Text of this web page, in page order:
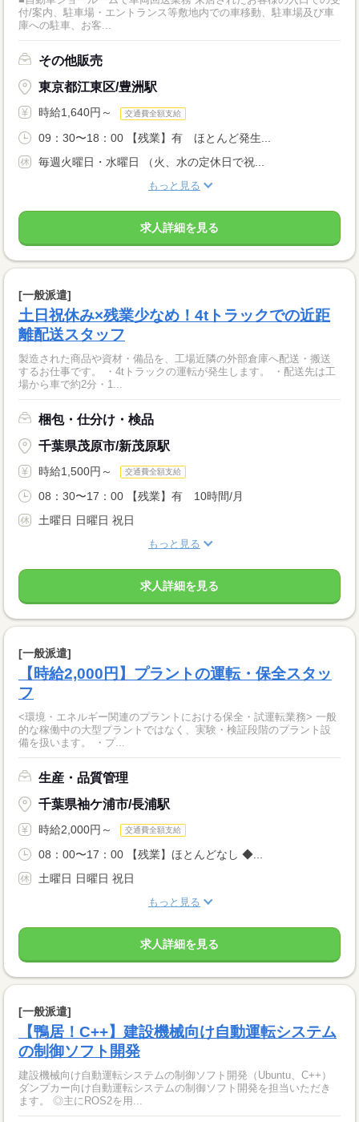
付/案内、駐車場・エントランス等敷地内での車移動、駐車場及び車
庫への駐車、お客...
その他販売
東京都江東区/豊洲駅
時給1,640円～ 交通費全額支給
09：30〜18：00 【残業】有 ほとんど発生...
毎週火曜日・水曜日 （火、水の定休日で祝...
もっと見る
求人詳細を見る
[一般派遣]
土日祝休み×残業少なめ！4tトラックでの近距
離配送スタッフ
製造された商品や資材・備品を、工場近隣の外部倉庫へ配送・搬送
するお仕事です。 ・4tトラックの運転が発生します。 ・配送先は工
場から車で約2分・1...
梱包・仕分け・検品
千葉県茂原市/新茂原駅
時給1,500円～ 交通費全額支給
08：30〜17：00 【残業】有 10時間/月
土曜日 日曜日 祝日
もっと見る
求人詳細を見る
[一般派遣]
【時給2,000円】プラントの運転・保全スタッ
フ
<環境・エネルギー関連のプラントにおける保全・試運転業務> 一般
的な稼働中の大型プラントではなく、実験・検証段階のプラント設
備を扱います。 ・プ...
生産・品質管理
千葉県袖ケ浦市/長浦駅
時給2,000円～ 交通費全額支給
08：00〜17：00 【残業】ほとんどなし ◆...
土曜日 日曜日 祝日
もっと見る
求人詳細を見る
[一般派遣]
【鴨居！C++】建設機械向け自動運転システム
の制御ソフト開発
建設機械向け自動運転システムの制御ソフト開発（Ubuntu、C++）
ダンプカー向け自動運転システムの制御ソフト開発を担当いただき
ます。 ◎主にROS2を用...